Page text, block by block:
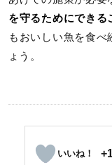
を守るためにできる
もおいしい魚を食べ
ょう。